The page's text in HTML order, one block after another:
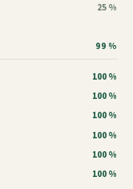
25 %
99 %
100 %
100 %
100 %
100 %
100 %
100 %